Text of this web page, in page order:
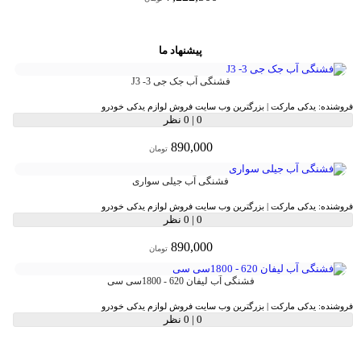
پیشنهاد ما
فشنگی آب جک جی 3- J3
فروشنده: یدکی مارکت | بزرگترین وب سایت فروش لوازم یدکی خودرو
0
| 0 نظر
890,000 تومان
فشنگی آب جیلی سواری
فروشنده: یدکی مارکت | بزرگترین وب سایت فروش لوازم یدکی خودرو
0
| 0 نظر
890,000 تومان
فشنگی آب لیفان 620 - 1800سی سی
فروشنده: یدکی مارکت | بزرگترین وب سایت فروش لوازم یدکی خودرو
0
| 0 نظر